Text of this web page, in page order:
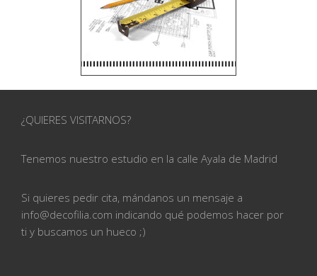
¿QUIERES VISITARNOS?
Tenemos nuestro estudio en la calle Ayala de Madrid
Si quieres pedir cita, mándanos un mensaje a
info@decofilia.com indicando qué podemos hacer por
ti y buscamos un hueco ;)